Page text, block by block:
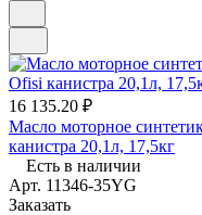
16 135.20 ₽
Масло моторное
канистра 20,1л, 17,5кг
Есть в наличии
Арт. 11346-35YG
Заказать